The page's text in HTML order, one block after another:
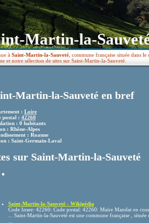
Martin-la-
à Saint-Martin-la-Sauveté , commune française située dans
et notre sélection de sites sur Saint-Martin-la-Sauveté.
Martin-la-Sauveté en bref
: Loire
postal : 42260
: 0 habitants
: Rhône-Alpes
: Roanne
: Saint-Germain-Laval
sur Saint-Martin-la-Sauveté
Saint-Martin-la-Sauveté - Wikipédia
Code Insee: 42260: Code postal: 42260: Maire Mandat en
... Saint-Martin-la-Sauveté est une commune française ,